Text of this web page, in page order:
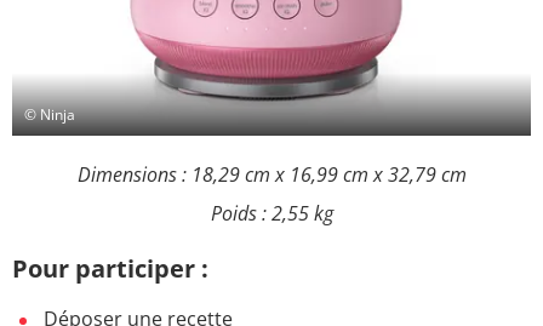
© Ninja
Dimensions : 18,29 cm x 16,99 cm x 32,79 cm
Poids : 2,55 kg
Pour participer :
Déposer une recette